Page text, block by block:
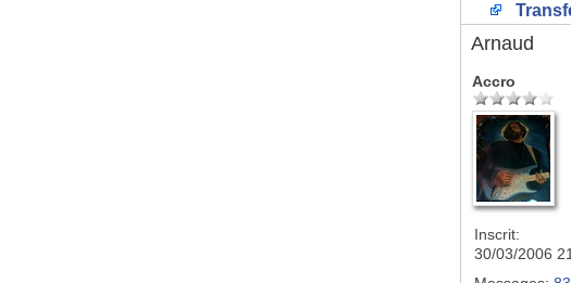
Arnaud
Accro
Inscrit:
30/03/2006